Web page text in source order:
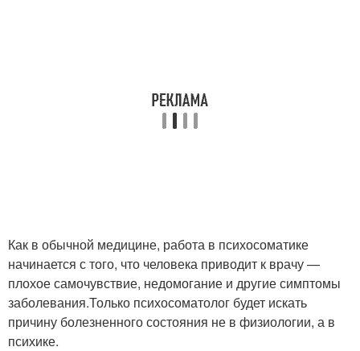
Как в обычной медицине, работа в психосоматике
начинается с того, что человека приводит к врачу —
плохое самочувствие, недомогание и другие симптомы
заболевания.Только психосоматолог будет искать
причину болезненного состояния не в физиологии, а в
психике.